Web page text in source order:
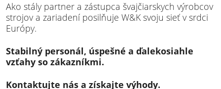
Ako stály partner a zástupca švajčiarskych výrobcov
strojov a zariadení posilňuje W&K svoju sieť v srdci
Európy.
Stabilný personál, úspešné a ďalekosiahle
vzťahy so zákazníkmi.
Kontaktujte nás a získajte výhody.